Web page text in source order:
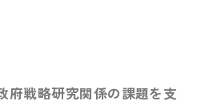
府戦略研究関係の課題を支